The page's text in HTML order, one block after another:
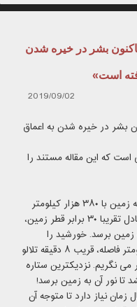
بشر در خیره شدن
است»
2019/09/02
بشر در خیره شدن به اعماق
است که اینمقالهمستند را
و به آسمان بنگرید. ماه نزدیکترین همسایه زمین با ۳۸۰ هزار کیلومتر
فاصله زیباترین تصویر را تداعی میکند. معادل تقریبا ۳۰ برابر قطر زمین،
به زمین برسد. خورشید را
میبینیم هم اندازه ماه، با ۱۵۰ میلیون کیلومتر فاصله، قریب ۸ دقیقه تلالو
نگریم. نزدیکترین ستاره
سال طول میکشد تا نور آن به زمین برسد!
نیاز دارد تا متوجه آن